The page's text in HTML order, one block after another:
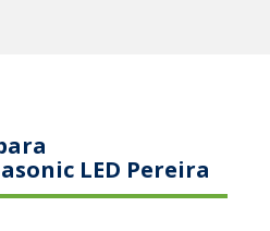
LED Pereira